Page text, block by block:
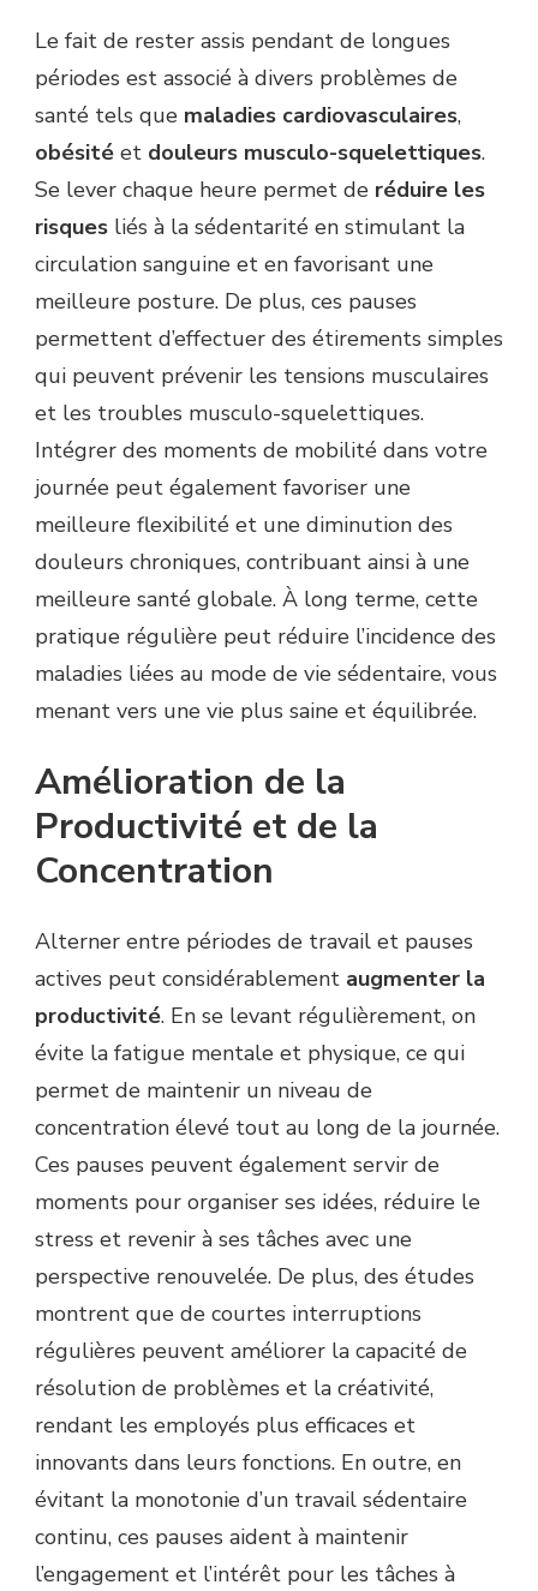
Le fait de rester assis pendant de longues
périodes est associé à divers problèmes de
santé tels que maladies cardiovasculaires,
obésité et douleurs musculo-squelettiques.
Se lever chaque heure permet de réduire les
risques liés à la sédentarité en stimulant la
circulation sanguine et en favorisant une
meilleure posture. De plus, ces pauses
permettent d’effectuer des étirements simples
qui peuvent prévenir les tensions musculaires
et les troubles musculo-squelettiques.
Intégrer des moments de mobilité dans votre
journée peut également favoriser une
meilleure flexibilité et une diminution des
douleurs chroniques, contribuant ainsi à une
meilleure santé globale. À long terme, cette
pratique régulière peut réduire l’incidence des
maladies liées au mode de vie sédentaire, vous
menant vers une vie plus saine et équilibrée.
Amélioration de la
Productivité et de la
Concentration
Alterner entre périodes de travail et pauses
actives peut considérablement augmenter la
productivité. En se levant régulièrement, on
évite la fatigue mentale et physique, ce qui
permet de maintenir un niveau de
concentration élevé tout au long de la journée.
Ces pauses peuvent également servir de
moments pour organiser ses idées, réduire le
stress et revenir à ses tâches avec une
perspective renouvelée. De plus, des études
montrent que de courtes interruptions
régulières peuvent améliorer la capacité de
résolution de problèmes et la créativité,
rendant les employés plus efficaces et
innovants dans leurs fonctions. En outre, en
évitant la monotonie d’un travail sédentaire
continu, ces pauses aident à maintenir
l’engagement et l’intérêt pour les tâches à